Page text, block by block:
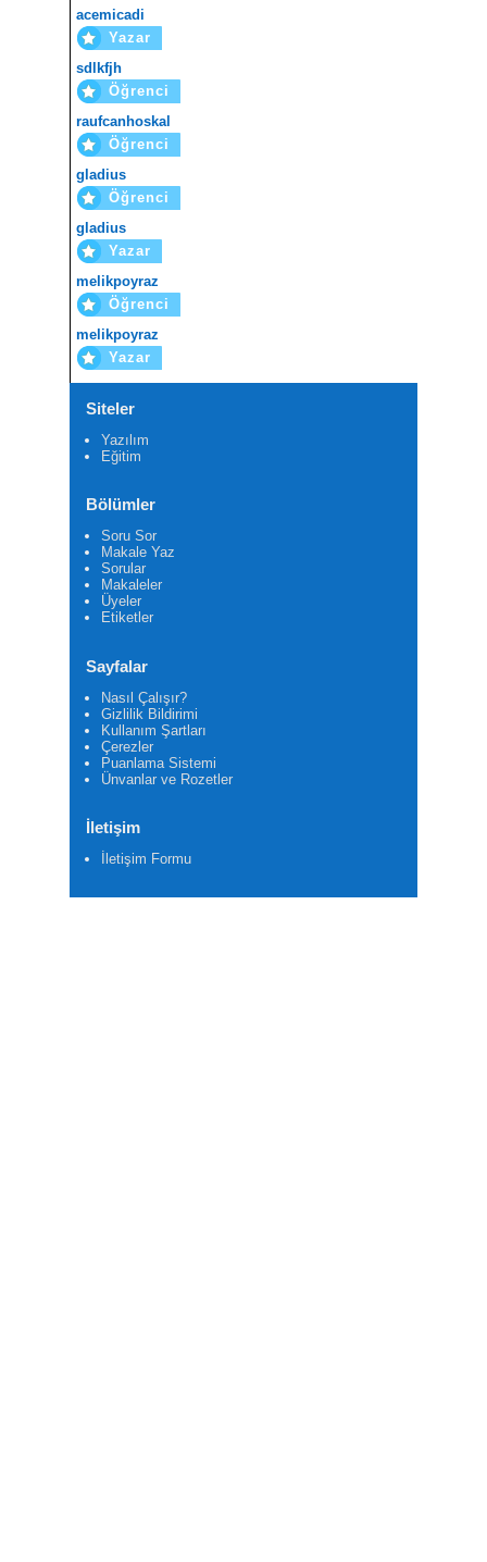
acemicadi
Yazar
sdlkfjh
Öğrenci
raufcanhoskal
Öğrenci
gladius
Öğrenci
gladius
Yazar
melikpoyraz
Öğrenci
melikpoyraz
Yazar
Siteler
Yazılım
Eğitim
Bölümler
Soru Sor
Makale Yaz
Sorular
Makaleler
Üyeler
Etiketler
Sayfalar
Nasıl Çalışır?
Gizlilik Bildirimi
Kullanım Şartları
Çerezler
Puanlama Sistemi
Ünvanlar ve Rozetler
İletişim
İletişim Formu